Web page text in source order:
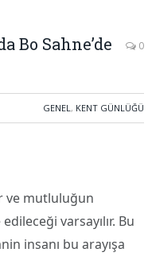
Bo Sahne’de
0
GENEL, KENT GÜNLÜĞÜ
ve mutluluğun
varsayılır. Bu
insanı bu arayışa